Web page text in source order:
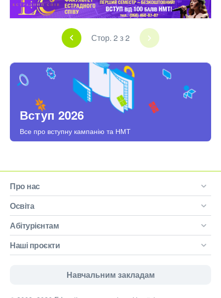
Стор. 2 з 2
Вступ 2026
Все про вступну кампанію та НМТ
Про нас
Освіта
Абітурієнтам
Наші проєкти
Навчальним закладам